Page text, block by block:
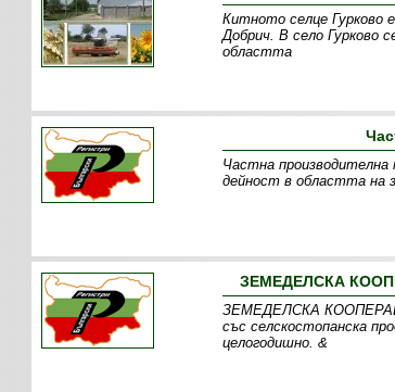
Китното селце Гурково
Добрич. В село Гурково
областта
Частна производителна
дейност в областта на
ЗЕМЕДЕЛСКА
ЗЕМЕДЕЛСКА
със селскостопанска
целогодишно. &